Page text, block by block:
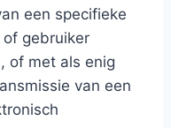
een specifieke
gebruiker
of met als enig
van een